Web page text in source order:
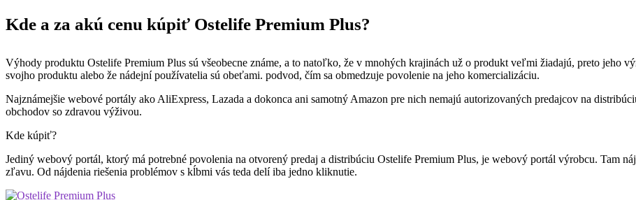
Kde a za akú cenu kúpiť Ostelife Premium Plus?
Výhody produktu Ostelife Premium Plus sú všeobecne známe, a to natoľko, že v mnohých krajinách už o produkt veľmi žiadajú, preto jeho
svojho produktu alebo že nádejní používatelia sú obeťami. podvod, čím sa obmedzuje povolenie na jeho komercializáciu.
Najznámejšie webové portály ako AliExpress, Lazada a dokonca ani samotný Amazon pre nich nemajú autorizovaných predajcov na
obchodov so zdravou výživou.
Kde kúpiť?
Jediný webový portál, ktorý má potrebné povolenia na otvorený predaj a distribúciu Ostelife Premium Plus, je webový portál výrobcu. Tam
zľavu. Od nájdenia riešenia problémov s kĺbmi vás teda delí iba jedno kliknutie.